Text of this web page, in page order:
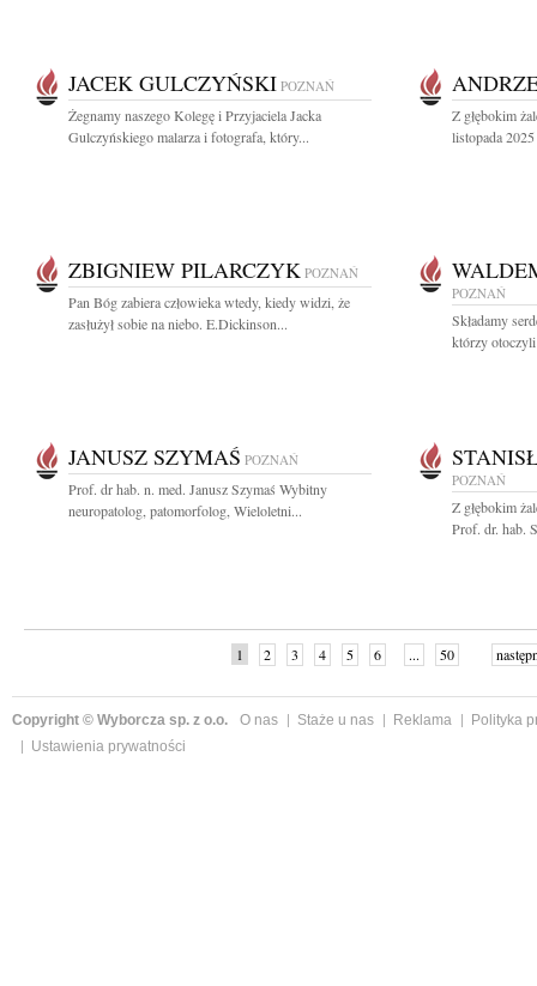
JACEK GULCZYŃSKI POZNAŃ
Żegnamy naszego Kolegę i Przyjaciela Jacka
Gulczyńskiego malarza i fotografa, który...
Z głębokim
listopada
ZBIGNIEW PILARCZYK POZNAŃ
Pan Bóg zabiera człowieka wtedy, kiedy widzi, że
zasłużył sobie na niebo. E.Dickinson...
POZNAŃ
Składamy
którzy
JANUSZ SZYMAŚ POZNAŃ
Prof. dr hab. n. med. Janusz Szymaś Wybitny
neuropatolog, patomorfolog, Wieloletni...
POZNAŃ
Z głębokim
Prof. dr. hab.
1 2 3 4 5 6 ... 50
Copyright © Wyborcza sp. z o.o. O nas Staże u nas Reklama
Polityka
Ustawienia prywatności